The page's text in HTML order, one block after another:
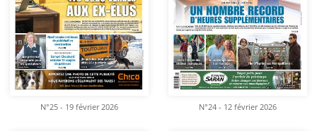
N°25 - 19 février 2026 N°24 - 12 février 2026